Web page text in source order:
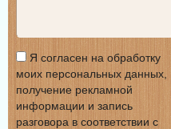
Я согласен на обработку
моих персональных данных,
получение рекламной
информации и запись
разговора в соответствии с